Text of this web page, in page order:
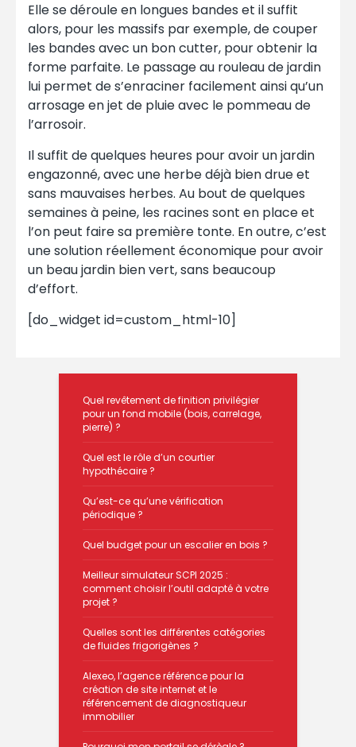
Elle se déroule en longues bandes et il suffit
alors, pour les massifs par exemple, de couper
les bandes avec un bon cutter, pour obtenir la
forme parfaite. Le passage au rouleau de jardin
lui permet de s’enraciner facilement ainsi qu’un
arrosage en jet de pluie avec le pommeau de
l’arrosoir.
Il suffit de quelques heures pour avoir un jardin
engazonné, avec une herbe déjà bien drue et
sans mauvaises herbes. Au bout de quelques
semaines à peine, les racines sont en place et
l’on peut faire sa première tonte. En outre, c’est
une solution réellement économique pour avoir
un beau jardin bien vert, sans beaucoup
d’effort.
[do_widget id=custom_html-10]
Quel revêtement de finition privilégier
pour un fond mobile (bois, carrelage,
pierre) ?
Quel est le rôle d’un courtier
hypothécaire ?
Qu’est-ce qu’une vérification
périodique ?
Quel budget pour un escalier en bois ?
Meilleur simulateur SCPI 2025 :
comment choisir l’outil adapté à votre
projet ?
Quelles sont les différentes catégories
de fluides frigorigènes ?
Alexeo, l’agence référence pour la
création de site internet et le
référencement de diagnostiqueur
immobilier